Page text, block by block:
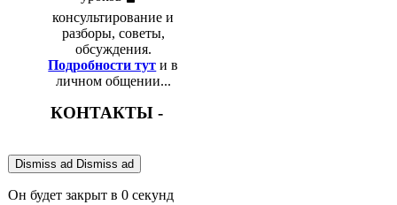
консультирование и
разборы, советы,
обсуждения.
Подробности тут и в
личном общении...
КОНТАКТЫ -
Dismiss ad Dismiss ad
Он будет закрыт в 0 секунд